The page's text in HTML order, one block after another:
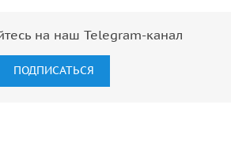
на наш Telegram-канал
ПОДПИСАТЬСЯ